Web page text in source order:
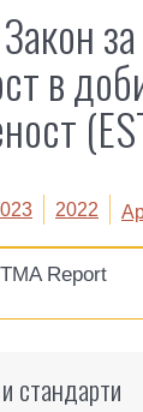
в
2022
Report
стандарти